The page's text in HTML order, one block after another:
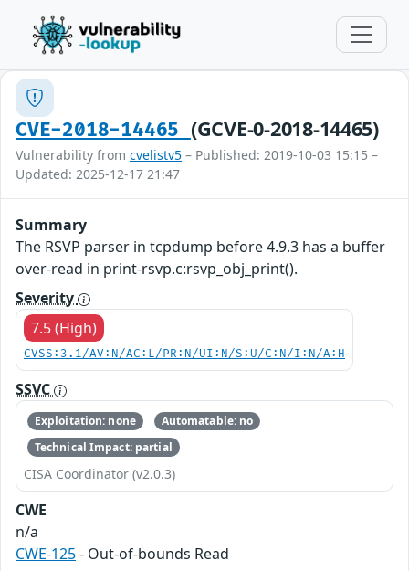
CVE-2018-14465 (GCVE-0-2018-14465)
Vulnerability from cvelistv5 – Published: 2019-10-03 15:15 –
Updated: 2025-12-17 21:47
Summary
The RSVP parser in tcpdump before 4.9.3 has a buffer
over-read in print-rsvp.c:rsvp_obj_print().
Severity
7.5 (High)
CVSS:3.1/AV:N/AC:L/PR:N/UI:N/S:U/C:N/I:N/A:H
SSVC
Exploitation: none
Automatable: no
Technical Impact: partial
CISA Coordinator (v2.0.3)
CWE
n/a
CWE-125- Out-of-bounds Read